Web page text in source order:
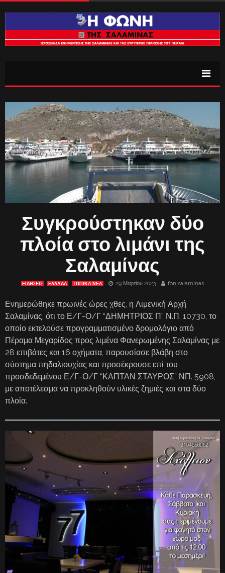
Συγκρούστηκαν δύο
πλοία στο λιμάνι της
Σαλαμίνας
ΕΙΔΗΣΕΙΣ ΕΛΛΑΔΑ ΤΟΠΙΚΑ ΝΕΑ 29 Μαρτίου 2023 fonisalaminas
Ενημερώθηκε πρωινές ώρες χθες, η Λιμενική Αρχή
Σαλαμίνας, ότι το Ε/Γ-Ο/Γ “ΔΗΜΗΤΡΙΟΣ Π” Ν.Π. 10730, το
οποίο εκτελούσε προγραμματισμένο δρομολόγιο από
Πέραμα Μεγαρίδος προς λιμένα Φανερωμένης Σαλαμίνας με
28 επιβάτες και 16 οχήματα, παρουσίασε βλάβη στο
σύστημα πηδαλιουχίας και προσέκρουσε επί του
προσδεδεμένου Ε/Γ-Ο/Γ “ΚΑΠΤΑΝ ΣΤΑΥΡΟΣ” ΝΠ. 5908,
με αποτέλεσμα να προκληθούν υλικές ζημιές και στα δύο
πλοία.